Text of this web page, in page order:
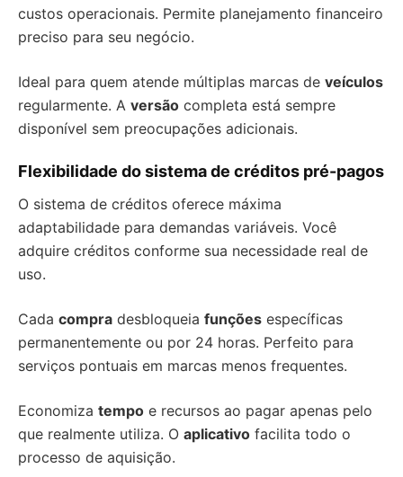
custos operacionais. Permite planejamento financeiro
preciso para seu negócio.
Ideal para quem atende múltiplas marcas de veículos
regularmente. A versão completa está sempre
disponível sem preocupações adicionais.
Flexibilidade do sistema de créditos pré-pagos
O sistema de créditos oferece máxima
adaptabilidade para demandas variáveis. Você
adquire créditos conforme sua necessidade real de
uso.
Cada compra desbloqueia funções específicas
permanentemente ou por 24 horas. Perfeito para
serviços pontuais em marcas menos frequentes.
Economiza tempo e recursos ao pagar apenas pelo
que realmente utiliza. O aplicativo facilita todo o
processo de aquisição.